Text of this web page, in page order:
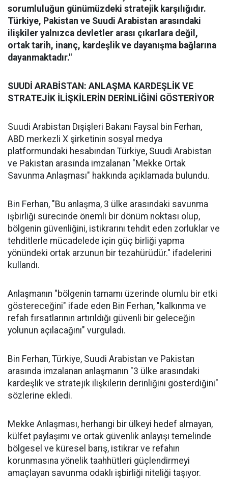
sorumluluğun günümüzdeki stratejik karşılığıdır.
Türkiye, Pakistan ve Suudi Arabistan arasındaki
ilişkiler yalnızca devletler arası çıkarlara değil,
ortak tarih, inanç, kardeşlik ve dayanışma bağlarına
dayanmaktadır."
SUUDİ ARABİSTAN: ANLAŞMA KARDEŞLİK VE
STRATEJİK İLİŞKİLERİN DERİNLİĞİNİ GÖSTERİYOR
Suudi Arabistan Dışişleri Bakanı Faysal bin Ferhan,
ABD merkezli X şirketinin sosyal medya
platformundaki hesabından Türkiye, Suudi Arabistan
ve Pakistan arasında imzalanan "Mekke Ortak
Savunma Anlaşması" hakkında açıklamada bulundu.
Bin Ferhan, "Bu anlaşma, 3 ülke arasındaki savunma
işbirliği sürecinde önemli bir dönüm noktası olup,
bölgenin güvenliğini, istikrarını tehdit eden zorluklar ve
tehditlerle mücadelede için güç birliği yapma
yönündeki ortak arzunun bir tezahürüdür." ifadelerini
kullandı.
Anlaşmanın "bölgenin tamamı üzerinde olumlu bir etki
göstereceğini" ifade eden Bin Ferhan, "kalkınma ve
refah fırsatlarının artırıldığı güvenli bir geleceğin
yolunun açılacağını" vurguladı.
Bin Ferhan, Türkiye, Suudi Arabistan ve Pakistan
arasında imzalanan anlaşmanın "3 ülke arasındaki
kardeşlik ve stratejik ilişkilerin derinliğini gösterdiğini"
sözlerine ekledi.
Mekke Anlaşması, herhangi bir ülkeyi hedef almayan,
külfet paylaşımı ve ortak güvenlik anlayışı temelinde
bölgesel ve küresel barış, istikrar ve refahın
korunmasına yönelik taahhütleri güçlendirmeyi
amaçlayan savunma odaklı işbirliği niteliği taşıyor.